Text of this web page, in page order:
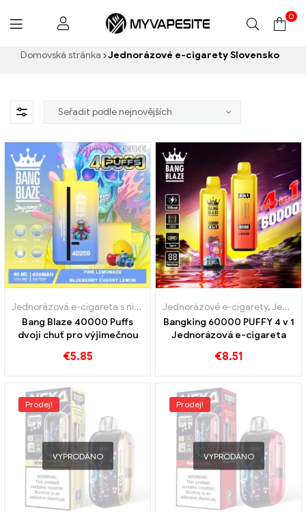
Myvapesite.de
0
Domovská stránka Jednorázové e-cigarety Slovensko
Jednorázová e-cigareta s nikotinem ,Jednorázové e-cigarety
Bang Blaze 40000 Puffs
dvojí chuť pro výjimečnou
€5.85
Jednorázové e-cigarety,Jednorázové e-cigarety Polsko
Bangking 60000 PUFFY 4 v 1
Jednorázová e-cigareta
€8.51
Prodej!
VYPRODÁNO
Prodej!
VYPRODÁNO